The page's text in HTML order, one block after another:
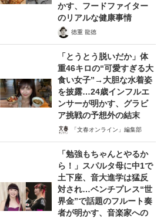
かす、フードファイター
のリアルな健康事情
徳重 龍徳
「とうとう脱いだか」体
重46キロの“可愛すぎる大
食い女子”→大胆な水着姿
を披露…24歳インフルエ
ンサーが明かす、グラビ
ア挑戦の予想外の結末
「文春オンライン」編集部
「勉強もちゃんとやるか
ら！」スパルタ母に中1で
土下座、音大進学は猛反
対され…ベンチプレス“世
界金”で話題のフルート奏
者が明かす、音楽家への